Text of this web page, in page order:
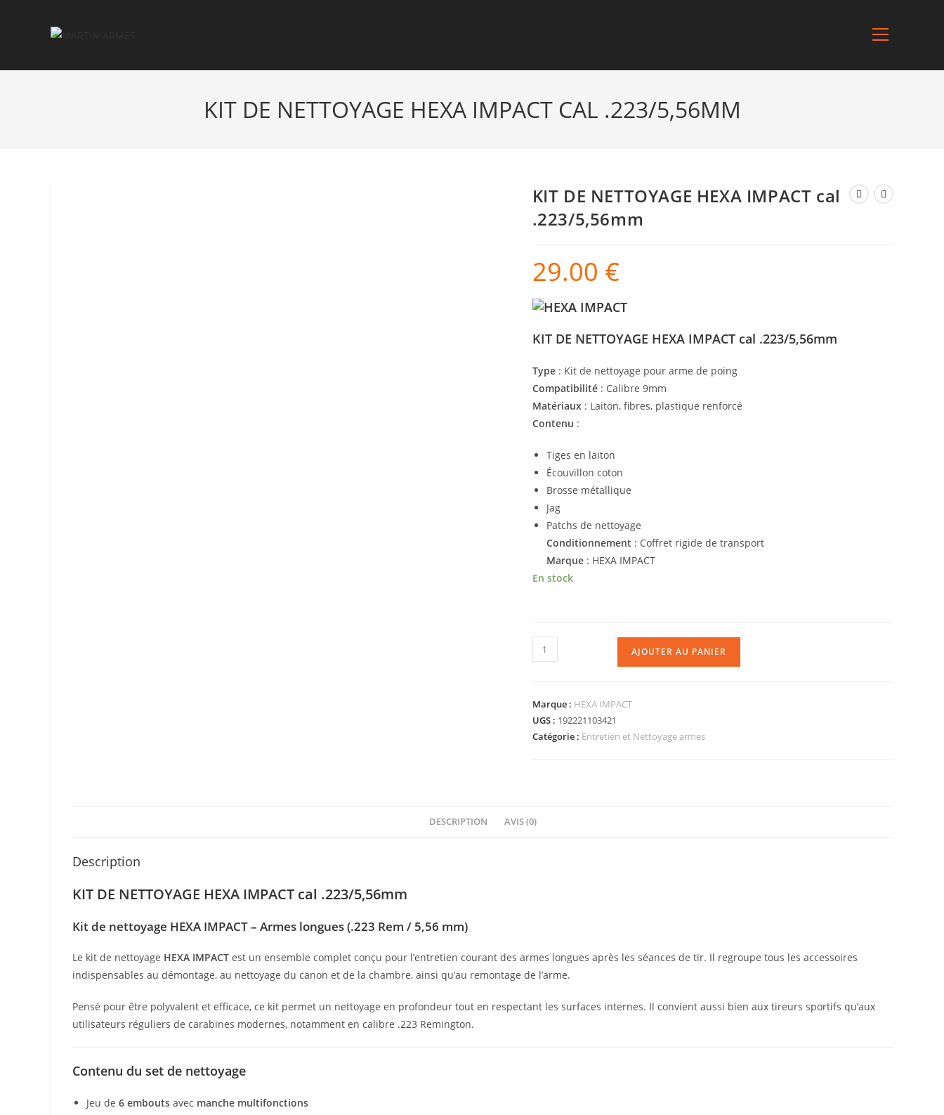
KIT DE NETTOYAGE HEXA IMPACT CAL .223/5,56MM
KIT DE NETTOYAGE HEXA IMPACT cal
.223/5,56mm
29.00 €
KIT DE NETTOYAGE HEXA IMPACT cal .223/5,56mm
Type: Kit de nettoyage pour arme de poing
Compatibilité: Calibre 9mm
Matériaux: Laiton, fibres, plastique renforcé
Contenu :
Tiges en laiton
Écouvillon coton
Brosse métallique
Jag
Patchs de nettoyage
Conditionnement : Coffret rigide de transport
Marque: HEXA IMPACT
En stock
AJOUTER AU PANIER
Marque : HEXA IMPACT
UGS : 192221103421
Catégorie : Entretien et Nettoyage armes
DESCRIPTION AVIS (0)
Description
KIT DE NETTOYAGE HEXA IMPACT cal .223/5,56mm
Kit de nettoyage HEXA IMPACT – Armes longues (.223 Rem / 5,56 mm)
Le kit de nettoyage HEXA IMPACT est un ensemble complet conçu pour l’entretien courant des armes longues après les séances de tir. Il regroupe tous les accessoires
indispensables au démontage, au nettoyage du canon et de la chambre, ainsi qu’au remontage de l’arme.
Pensé pour être polyvalent et efficace, ce kit permet un nettoyage en profondeur tout en respectant les surfaces internes. Il convient aussi bien aux tireurs sportifs qu’aux
utilisateurs réguliers de carabines modernes, notamment en calibre .223 Remington.
Contenu du set de nettoyage
Jeu de 6 embouts avec manche multifonctions